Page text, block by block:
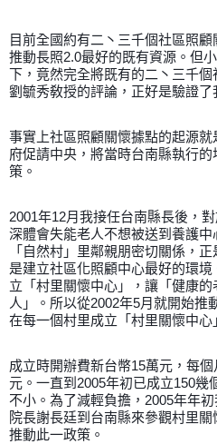
目前全國約有二丶三千個社區照
推動長照2.0最好的既有資源。但
下，竟然完全將既有的二丶三千個
劉毓秀敎授的評論，正好是驗證了
事實上社區照顧關懷據點的起源
府促請中央，將當時台南縣執行
策。
2001年12月我接任台南縣長後，
深體會失能老人不想被送到養護
「自然村」里鄰親朋密切關係，
是建立社區化照顧中心最好的環
立「村里關懷中心」，讓「健康
人」。所以從2002年5月就開始推
在每一個村里成立「村里關懷中心
成立時開辦費新台幣15萬元，每
元。一直到2005年初已成立150幾
不小。為了減輕負擔，2005年年
院長謝長廷到台南縣來參觀村里
推動此一政策。